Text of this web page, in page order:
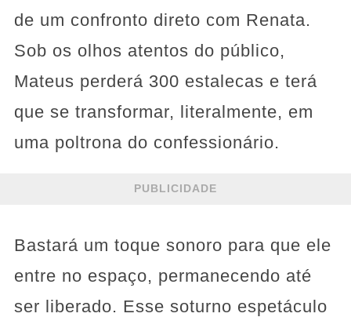
de um confronto direto com Renata.
Sob os olhos atentos do público,
Mateus perderá 300 estalecas e terá
que se transformar, literalmente, em
uma poltrona do confessionário.
PUBLICIDADE
Bastará um toque sonoro para que ele
entre no espaço, permanecendo até
ser liberado. Esse soturno espetáculo